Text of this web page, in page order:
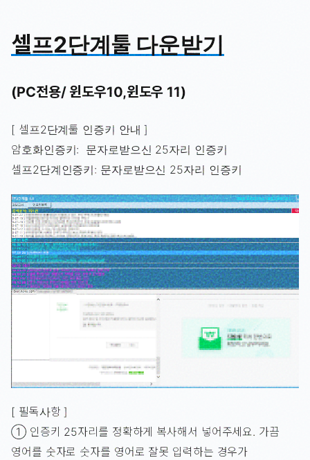
셀프2단계툴 다운받기
(PC전용/ 윈도우10,윈도우 11)
[ 셀프2단계툴 인증키 안내 ]
암호화인증키: 문자로받으신 25자리 인증키
셀프2단계인증키: 문자로받으신 25자리 인증키
[ 필독사항 ]
① 인증키 25자리를 정확하게 복사해서 넣어주세요. 가끔
영어를 숫자로 숫자를 영어로 잘못 입력하는 경우가